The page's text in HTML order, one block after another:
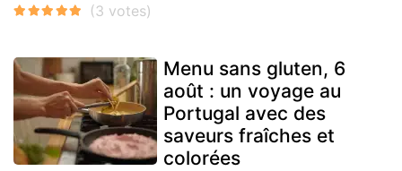
Menu sans gluten, 6
août : un voyage au
Portugal avec des
saveurs fraîches et
colorées